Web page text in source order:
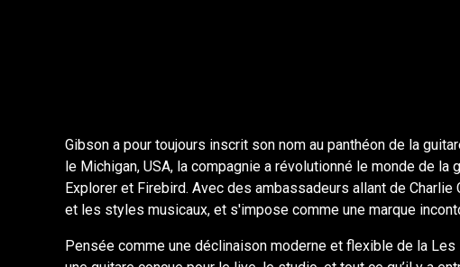
Gibson a pour toujours inscrit son nom au panthéon de la
le Michigan, USA, la compagnie a révolutionné le monde de
Explorer et Firebird. Avec des ambassadeurs allant de
et les styles musicaux, et s'impose comme une marque
Pensée comme une déclinaison moderne et flexible de la